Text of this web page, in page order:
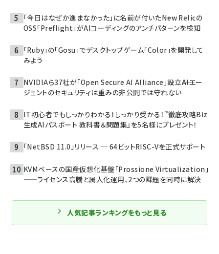
「今日はなぜか進まなかった」に名前が付いた――New Relicの
OSS「Preflight」がAIコーディングのアンチパターンを検知
「Ruby」の「Gosu」でデスクトップゲーム「Color」を開発して
みよう
NVIDIAら37社が「Open Secure AI Alliance」設立――AIエー
ジェントのセキュリティは重みの非公開では守れない
IT初心者でもしっかりわかる！しっかり受かる！『徹底攻略Biz
生成AIパスポート 教科書＆問題集』を5名様にプレゼント！
「NetBSD 11.0」リリース ─ 64ビットRISC-Vを正式サポート
KVMベースの国産仮想化基盤「Prossione Virtualization」
——ライセンス高騰と属人化運用、2つの課題を同時に解決
人気記事ランキングをもっと見る